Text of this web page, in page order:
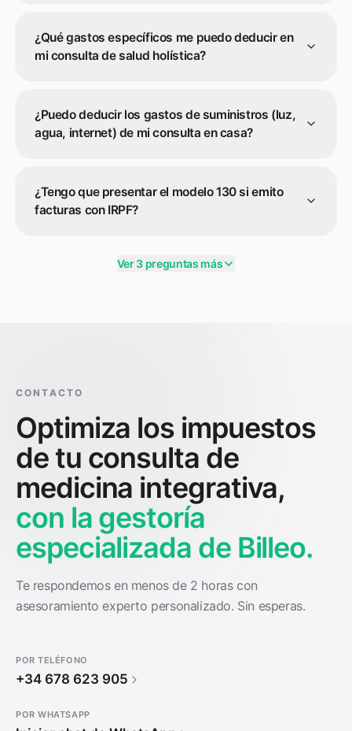
¿Qué gastos específicos me puedo deducir en
mi consulta de salud holística?
¿Puedo deducir los gastos de suministros (luz,
agua, internet) de mi consulta en casa?
¿Tengo que presentar el modelo 130 si emito
facturas con IRPF?
Ver 3 preguntas más
CONTACTO
Optimiza los impuestos
de tu consulta de
medicina integrativa,
con la gestoría
especializada de Billeo.
Te respondemos en menos de 2 horas con
asesoramiento experto personalizado. Sin esperas.
POR TELÉFONO
+34 678 623 905
POR WHATSAPP